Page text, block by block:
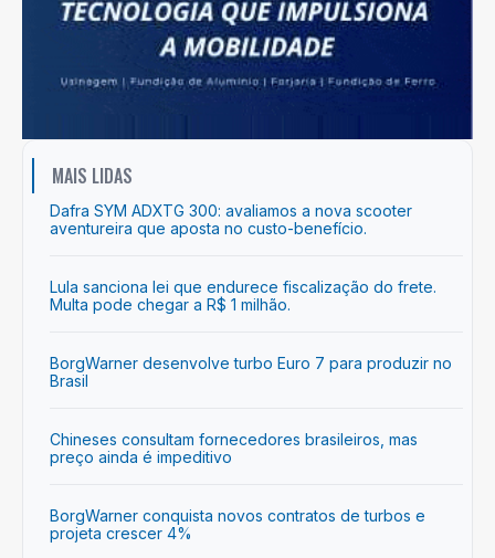
MAIS LIDAS
Dafra SYM ADXTG 300: avaliamos a nova scooter
aventureira que aposta no custo-benefício.
Lula sanciona lei que endurece fiscalização do frete.
Multa pode chegar a R$ 1 milhão.
BorgWarner desenvolve turbo Euro 7 para produzir no
Brasil
Chineses consultam fornecedores brasileiros, mas
preço ainda é impeditivo
BorgWarner conquista novos contratos de turbos e
projeta crescer 4%